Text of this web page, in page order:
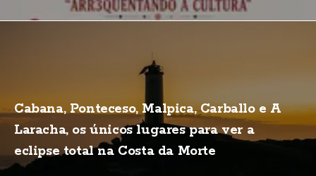
Cabana, Ponteceso, Malpica, Carballo e A
Laracha, os únicos lugares para ver a
eclipse total na Costa da Morte